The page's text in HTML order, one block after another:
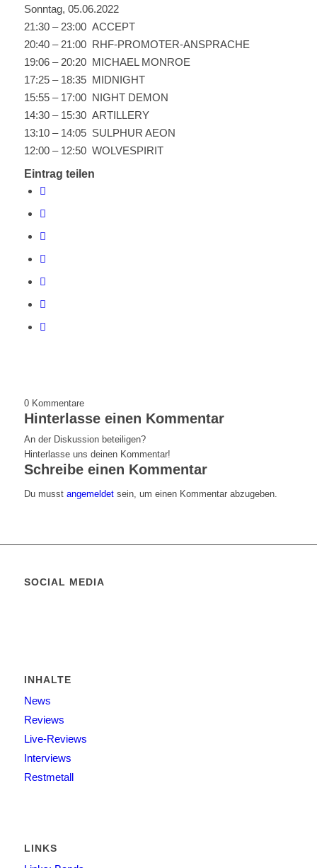
Sonntag, 05.06.2022
21:30 – 23:00 ACCEPT
20:40 – 21:00 RHF-PROMOTER-ANSPRACHE
19:06 – 20:20 MICHAEL MONROE
17:25 – 18:35 MIDNIGHT
15:55 – 17:00 NIGHT DEMON
14:30 – 15:30 ARTILLERY
13:10 – 14:05 SULPHUR AEON
12:00 – 12:50 WOLVESPIRIT
Eintrag teilen
0 Kommentare
Hinterlasse einen Kommentar
An der Diskussion beteiligen?
Hinterlasse uns deinen Kommentar!
Schreibe einen Kommentar
Du musst angemeldetsein, um einen Kommentar abzugeben.
SOCIAL MEDIA
INHALTE
News
Reviews
Live-Reviews
Interviews
Restmetall
LINKS